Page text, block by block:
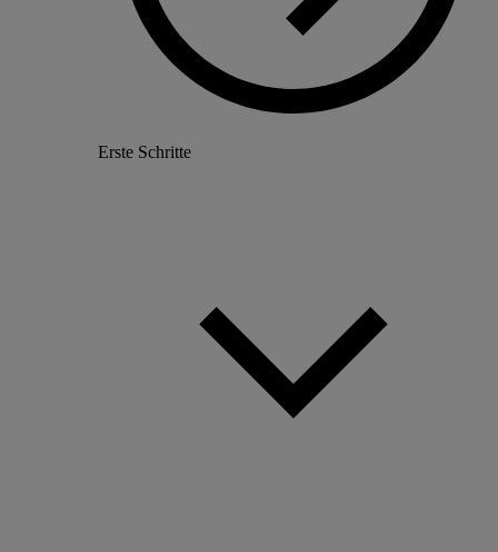
Erste Schritte